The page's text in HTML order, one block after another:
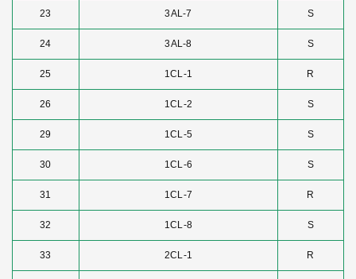
23 3AL-7 S
24 3AL-8 S
25 1CL-1 R
26 1CL-2 S
29 1CL-5 S
30 1CL-6 S
31 1CL-7 R
32 1CL-8 S
33 2CL-1 R